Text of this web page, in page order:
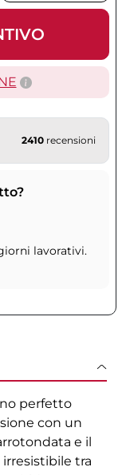
2410 recensioni
lavorativi.
perfetto
con un
e il
tra